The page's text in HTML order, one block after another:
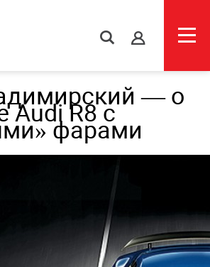
s
— о
Audi R8 c
фарами